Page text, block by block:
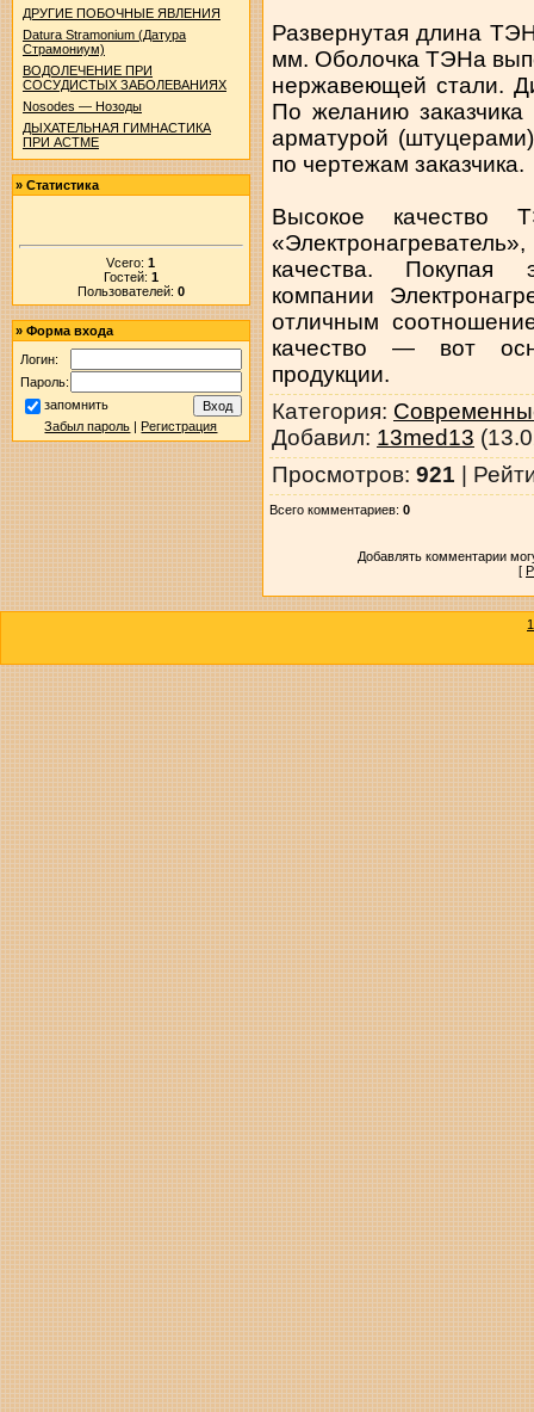
ДРУГИЕ ПОБОЧНЫЕ ЯВЛЕНИЯ
Datura Stramonium (Датура
Страмониум)
ВОДОЛЕЧЕНИЕ ПРИ
СОСУДИСТЫХ ЗАБОЛЕВАНИЯХ
Nosodes — Нозоды
ДЫХАТЕЛЬНАЯ ГИМНАСТИКА
ПРИ АСТМЕ
» Статистика
Vсего:1
Гостей: 1
Пользователей: 0
» Форма входа
Логин:
Пароль:
запомнить
Забыл пароль |Регистрация
Развернутая длина
мм. Оболочка ТЭНа
нержавеющей стали.
По желанию
арматурой
по чертежам заказчика.
Высокое качество
качества. Покупая
компании
отличным
качество — вот
продукции.
Категория:
Добавил: 13med13
Просмотров: 921 |
Всего комментариев: 0
Добавлять комментарии
[